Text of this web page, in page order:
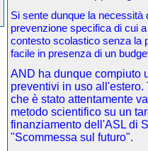
Si sente dunque la
prevenzione specifica di cui
contesto scolastico senza la
facile in presenza di un
AND ha dunque compiuto
preventivi in uso
che è stato attentamente
metodo scientifico su un
finanziamento dell'ASL di
"Scommessa sul futuro".